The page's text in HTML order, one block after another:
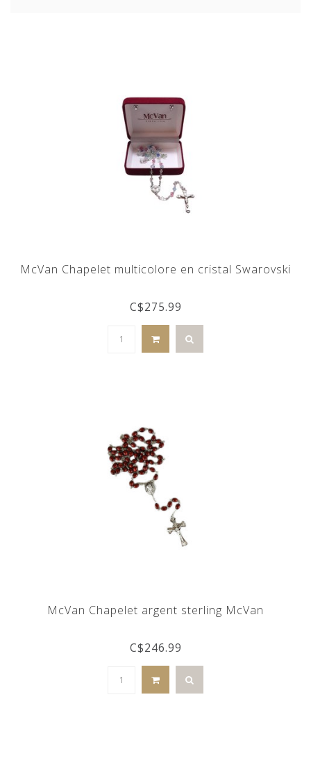
McVan Chapelet multicolore en cristal Swarovski
C$275.99
McVan Chapelet argent sterling McVan
C$246.99